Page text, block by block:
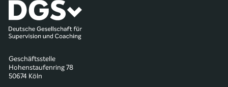
Geschäftsstelle
Hohenstaufenring 78
50674 Köln